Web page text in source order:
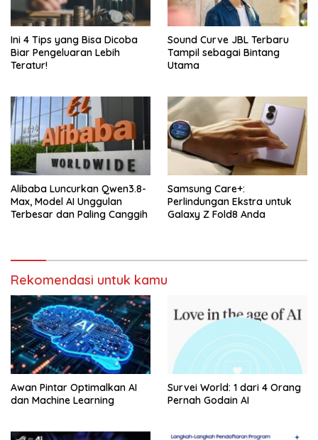
Ini 4 Tips yang Bisa Dicoba
Biar Pengeluaran Lebih
Teratur!
Sound Curve JBL Terbaru
Tampil sebagai Bintang
Utama
Alibaba Luncurkan Qwen3.8-
Max, Model AI Unggulan
Terbesar dan Paling Canggih
Samsung Care+:
Perlindungan Ekstra untuk
Galaxy Z Fold8 Anda
Rekomendasi untuk kamu
Awan Pintar Optimalkan AI
dan Machine Learning
Survei World: 1 dari 4 Orang
Pernah Godain AI